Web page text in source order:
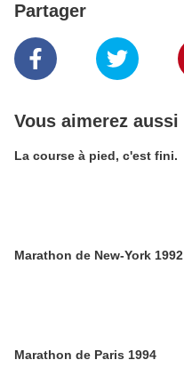
Partager
Vous aimerez aussi
La course à pied, c'est fini.
Marathon de New-York 1992
Marathon de Paris 1994